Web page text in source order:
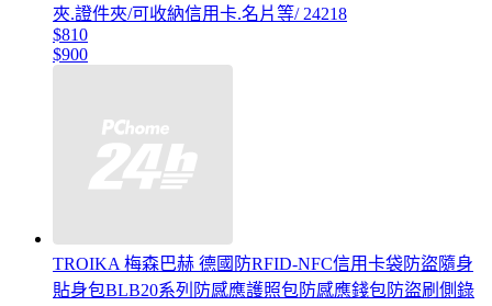
夾.證件夾/可收納信用卡.名片等/ 24218
$810
$900
TROIKA 梅森巴赫 德國防RFID-NFC信用卡袋防盜隨身
貼身包BLB20系列防感應護照包防感應錢包防盜刷側錄